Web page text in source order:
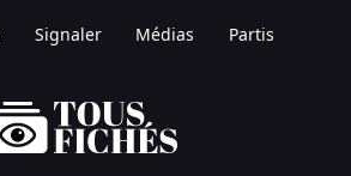
Signaler Médias Partis